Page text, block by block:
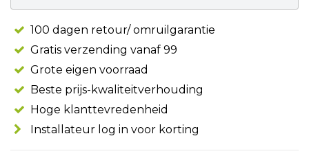
100 dagen retour/ omruilgarantie
Gratis verzending vanaf 99
Grote eigen voorraad
Beste prijs-kwaliteitverhouding
Hoge klanttevredenheid
Installateur log in voor korting